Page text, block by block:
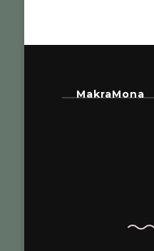
MakraMona